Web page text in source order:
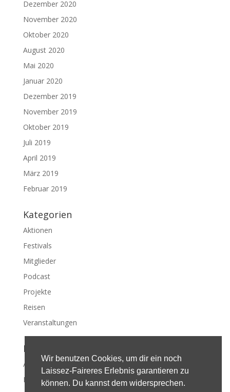
Wir benutzen Cookies, um dir ein noch
Laissez-Faireres Erlebnis garantieren zu
können. Du kannst dem widersprechen.
Dezember 2020
November 2020
Oktober 2020
August 2020
Mai 2020
Januar 2020
Dezember 2019
November 2019
Oktober 2019
Juli 2019
April 2019
März 2019
Februar 2019
Kategorien
Aktionen
Festivals
Mitglieder
Podcast
Projekte
Reisen
Veranstaltungen
Meta
Anmelden
Eintrags-Feed